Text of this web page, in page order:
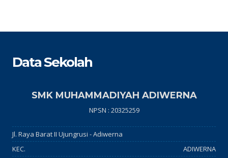
Data Sekolah
SMK MUHAMMADIYAH ADIWERNA
NPSN : 20325259
Jl. Raya Barat II Ujungrusi - Adiwerna
KEC.
ADIWERNA